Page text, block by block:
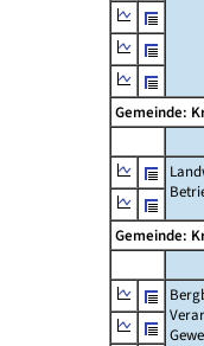
Gemeinde:
Gemeinde: